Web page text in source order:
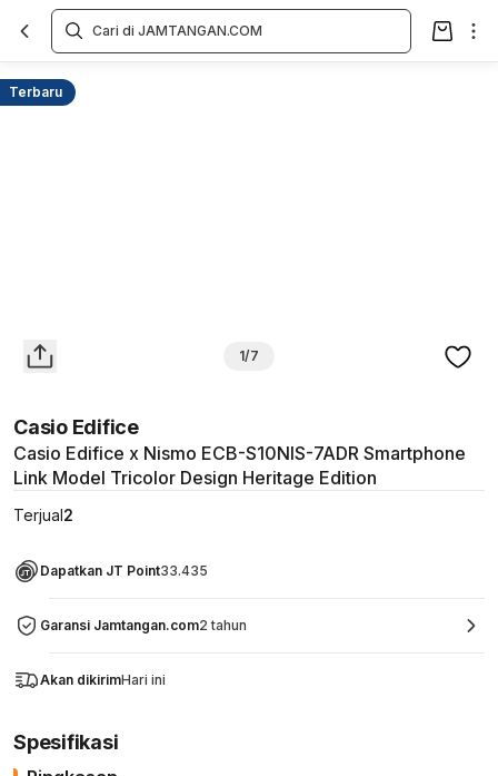
Terbaru
1/7
Casio Edifice
Casio Edifice x Nismo ECB-S10NIS-7ADR Smartphone
Link Model Tricolor Design Heritage Edition
Terjual2
Dapatkan JT Point33.435
Garansi Jamtangan.com2 tahun
Akan dikirimHari ini
Overview
Spesifikasi